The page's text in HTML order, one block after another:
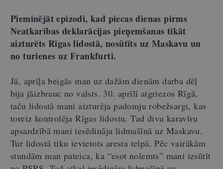
Pieminējāt epizodi, kad piecas dienas pirms
Neatkarības deklarācijas pieņemšanas tikāt
aizturēts Rīgas lidostā, nosūtīts uz Maskavu un
no turienes uz Frankfurti.
Jā, aprīļa beigās man uz dažām dienām darba dēļ
bija jāizbrauc no valsts. 30. aprīlī atgriezos Rīgā,
taču lidostā mani aizturēja padomju robežsargi, kas
toreiz kontrolēja Rīgas lidostu. Tad divu karavīru
apsardzībā mani iesēdināja lidmašīnā uz Maskavu.
Tur lidostā tiku ievietots aresta telpā. Pēc vairākām
stundām man pateica, ka “esot nolemts” mani izsūtīt